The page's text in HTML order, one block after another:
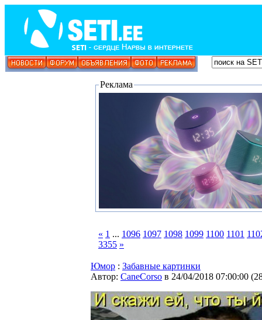
Реклама
« 1 ... 1096 1097 1098 1099 1100 1101
3355 »
Юмор : Забавные картинки
Автор: CaneCorso в 24/04/2018 07:00:00 (